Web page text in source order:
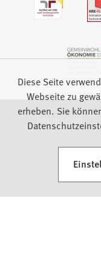
Impressum
Diese Seite
Webseite zu
erheben. Sie
(Öffnet in einem neuen